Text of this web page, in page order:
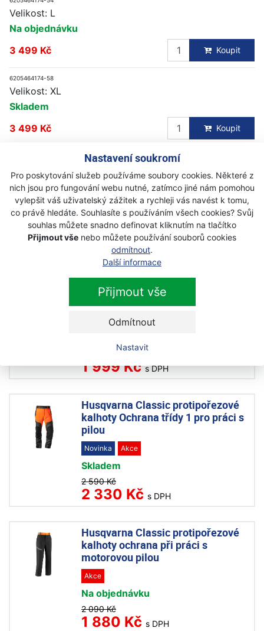
Nastavení soukromí
Pro poskytování služeb používáme soubory cookies. Některé z
nich jsou pro fungování webu nutné, zatímco jiné nám pomohou
vylepšit váš uživatelský zážitek a rychleji vás navést k tomu,
co právě hledáte. Souhlasíte s používáním všech cookies? Svůj
souhlas můžete snadno definovat kliknutím na tlačítko
Přijmout vše nebo můžete používání souborů cookies
odmítnout.
Další informace
Přijmout vše
Odmítnout
Nastavit
Velikost: L
Na objednávku
3 499 Kč
Koupit
6205464174-58
Velikost: XL
Skladem
3 499 Kč
Koupit
Skladem
3 499 Kč
Koupit
Další produkty z kategorie
protipořezové oděvy
Husqvarna Classic kalhoty do pasu
Výprodej
1 999 Kč s DPH
Husqvarna Classic protipořezové
kalhoty Ochrana třídy 1 pro práci s
pilou
Novinka Akce
Skladem
2 590 Kč
2 330 Kč s DPH
Husqvarna Classic protipořezové
kalhoty ochrana při práci s
motorovou pilou
Akce
Na objednávku
2 090 Kč
1 880 Kč s DPH